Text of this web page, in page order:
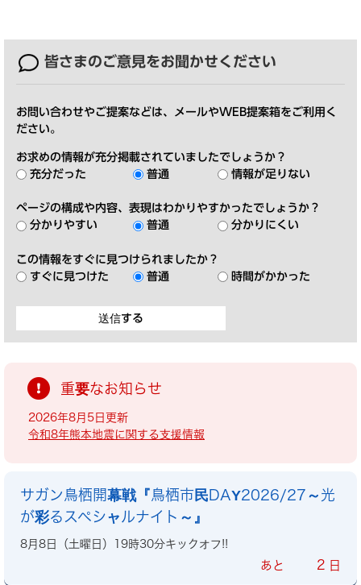
皆さまのご意見をお聞かせください
お問い合わせやご提案などは、メールやWEB提案箱をご利用く
ださい。
お求めの情報が充分掲載されていましたでしょうか？
充分だった
普通 情報が足りない
ページの構成や内容、表現はわかりやすかったでしょうか？
分かりやすい
普通 分かりにくい
この情報をすぐに見つけられましたか？
すぐに見つけた
普通 時間がかかった
重要なお知らせ
2026年8月5日更新
令和8年熊本地震に関する支援情報
サガン鳥栖開幕戦『鳥栖市民DAY2026/27～光
が彩るスペシャルナイト～』
8月8日（土曜日）19時30分キックオフ!!
あと 2 日